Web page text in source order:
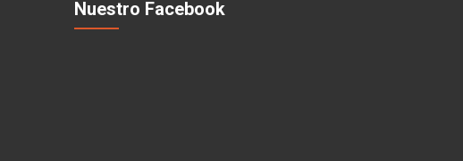
Nuestro Facebook